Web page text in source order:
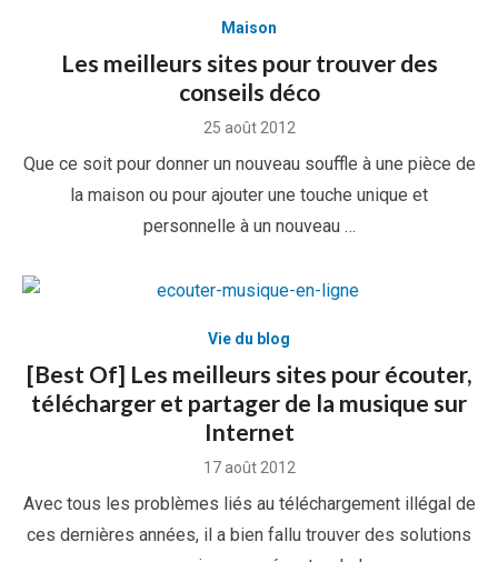
Maison
Les meilleurs sites pour trouver des
conseils déco
Posted
25 août 2012
Que ce soit pour donner un nouveau souffle à une pièce de
la maison ou pour ajouter une touche unique et
personnelle à un nouveau …
Vie du blog
[Best Of] Les meilleurs sites pour écouter,
télécharger et partager de la musique sur
Internet
Posted
17 août 2012
Avec tous les problèmes liés au téléchargement illégal de
ces dernières années, il a bien fallu trouver des solutions